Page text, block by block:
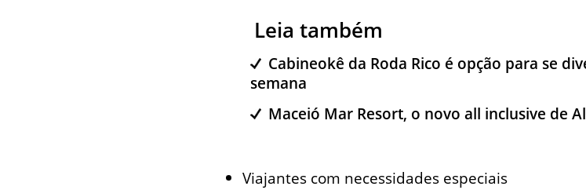
Leia também
Cabineokê da Roda Rico é opção para se
semana
Maceió Mar Resort, o novo all inclusive de
Viajantes com necessidades especiais